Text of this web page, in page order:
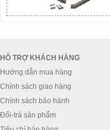
HỖ TRỢ KHÁCH HÀNG
Hướng dẫn mua hàng
Chính sách giao hàng
Chính sách bảo hành
Đổi-trả sản phẩm